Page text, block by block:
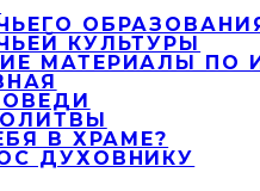
КУЛЬТУРЫ
МАТЕРИАЛЫ ПО
В ХРАМЕ?
ДУХОВНИКУ